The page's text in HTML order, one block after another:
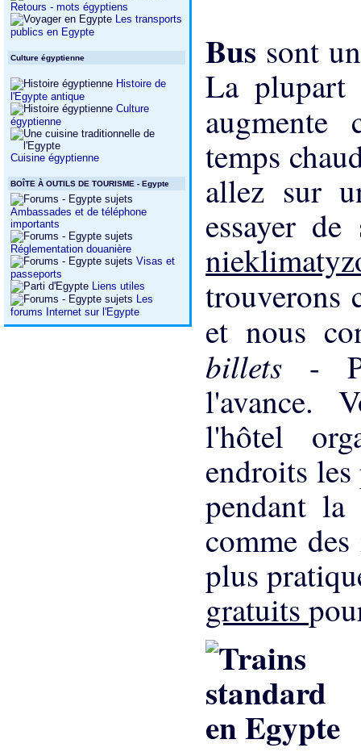
Retours - mots égyptiens
Les transports
publics en Egypte
Culture égyptienne
Histoire de
l'Egypte antique
Culture
égyptienne
Cuisine égyptienne
BOÎTE À OUTILS DE TOURISME - Egypte
Ambassades et de téléphone
importants
Réglementation douanière
Visas et
passeports
Liens utiles
Les
forums Internet sur l'Egypte
Bus sont
La plupart
augmente
temps
allez sur
essayer
trouverons
et nous
billets -
l'avance.
l'hôtel
endroits
pendant
comme
plus
gratuits